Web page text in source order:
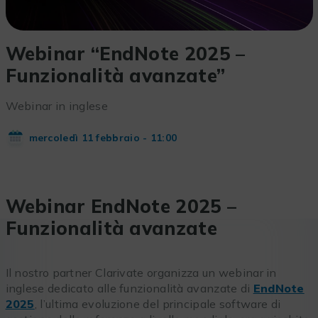
Webinar “EndNote 2025 –
Funzionalità avanzate”
Webinar in inglese
mercoledì 11 febbraio - 11:00
Webinar EndNote 2025 –
Funzionalità avanzate
Il nostro partner Clarivate organizza un webinar in
inglese dedicato alle funzionalità avanzate di EndNote
2025 , l’ultima evoluzione del principale software di